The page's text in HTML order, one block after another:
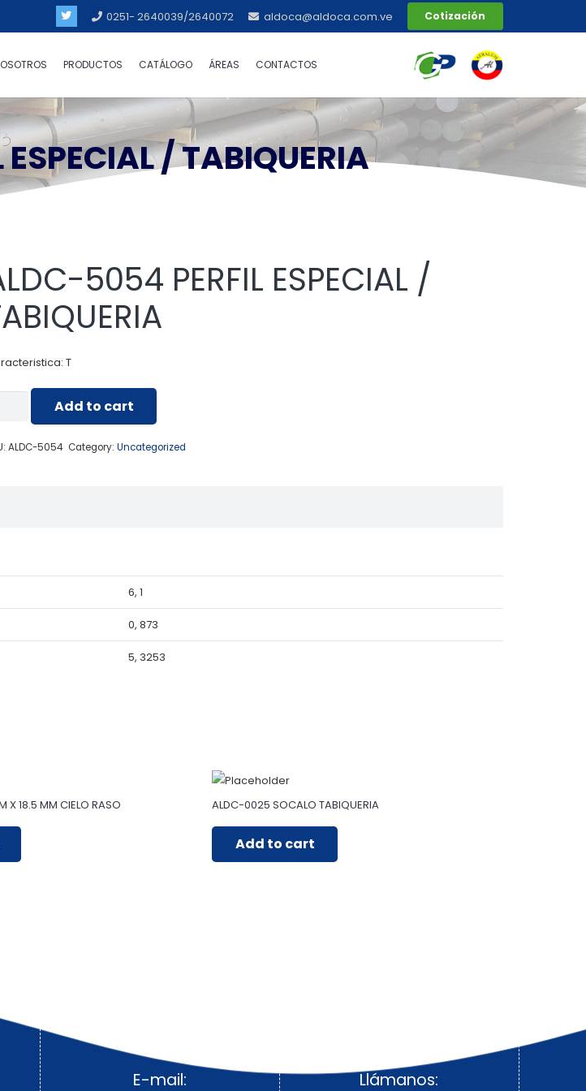
0251- 2640039/2640072 aldoca@aldoca.com.ve Cotización
PRODUCTOS CATÁLOGO ÁREAS CONTACTOS
/ TABIQUERIA
5054 PERFIL ESPECIAL /
T
Add to cart
ALDC-5054 Category: Uncategorized
6, 1
0, 873
5, 3253
X 18.5 MM CIELO RASO ALDC-0025 SOCALO TABIQUERIA
Add to cart
E-mail: Llámanos: